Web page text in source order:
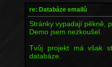
re: Databáze emailů
Stránky vypadají pěkně,
Demo jsem nezkoušel.
Tvůj projekt má však
databáze.